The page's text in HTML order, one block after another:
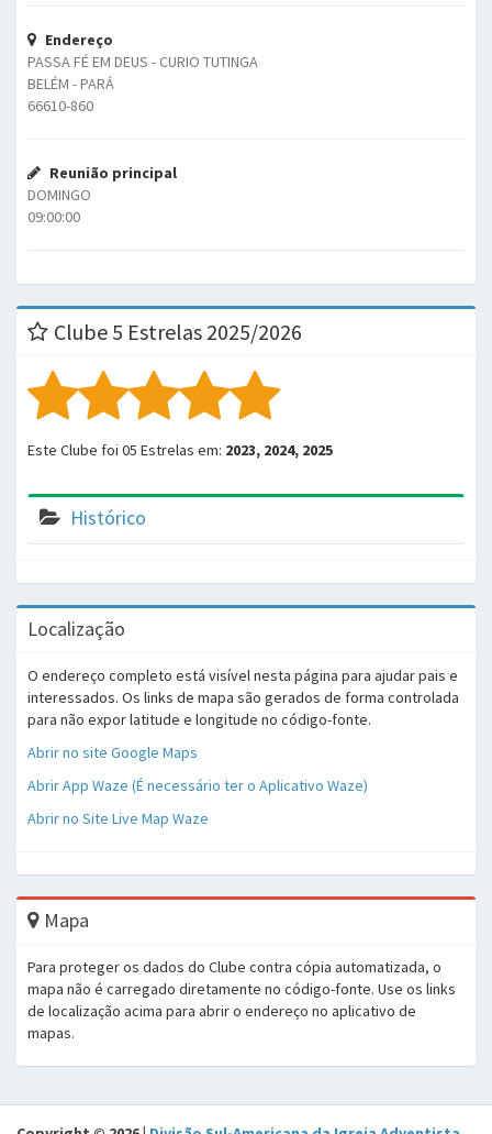
Endereço
PASSA FÉ EM DEUS - CURIO TUTINGA
BELÉM - PARÁ
66610-860
Reunião principal
DOMINGO
09:00:00
Clube 5 Estrelas 2025/2026
Este Clube foi 05 Estrelas em: 2023, 2024, 2025
Histórico
Localização
O endereço completo está visível nesta página para ajudar pais e
interessados. Os links de mapa são gerados de forma controlada
para não expor latitude e longitude no código-fonte.
Abrir no site Google Maps
Abrir App Waze (É necessário ter o Aplicativo Waze)
Abrir no Site Live Map Waze
Mapa
Para proteger os dados do Clube contra cópia automatizada, o
mapa não é carregado diretamente no código-fonte. Use os links
de localização acima para abrir o endereço no aplicativo de
mapas.